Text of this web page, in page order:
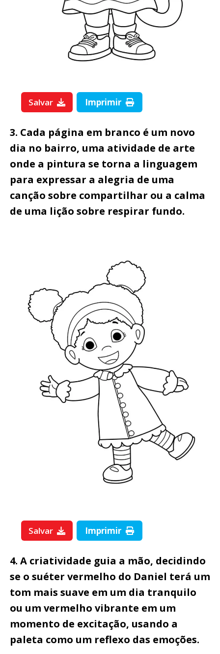
Salvar Imprimir
3. Cada página em branco é um novo
dia no bairro, uma atividade de arte
onde a pintura se torna a linguagem
para expressar a alegria de uma
canção sobre compartilhar ou a calma
de uma lição sobre respirar fundo.
Salvar Imprimir
4. A criatividade guia a mão, decidindo
se o suéter vermelho do Daniel terá um
tom mais suave em um dia tranquilo
ou um vermelho vibrante em um
momento de excitação, usando a
paleta como um reflexo das emoções.